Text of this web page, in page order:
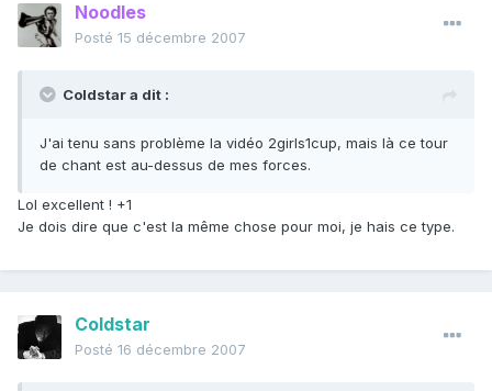
Noodles
Posté 15 décembre 2007
Coldstar a dit :
J'ai tenu sans problème la vidéo 2girls1cup, mais là ce tour
de chant est au-dessus de mes forces.
Lol excellent ! +1
Je dois dire que c'est la même chose pour moi, je hais ce type.
Coldstar
Posté 16 décembre 2007